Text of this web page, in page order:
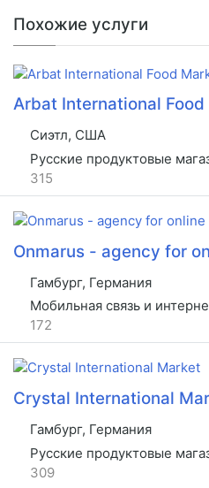
Похожие услуги
Arbat International
Сиэтл, США
Русские продуктовые
315
Onmarus - agency for
Гамбург, Германия
Мобильная связь и
172
Crystal International
Гамбург, Германия
Русские продуктовые
309